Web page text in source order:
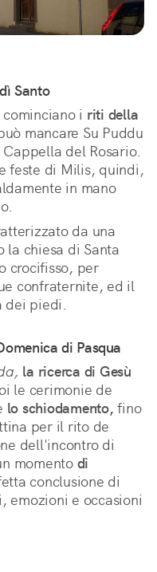
Santo
i riti della
mancare Su Puddu
del Rosario.
feste di Milis, quindi,
in mano
da una
la chiesa di Santa
crocifisso, per
confraternite, ed il
dei piedi.
di Pasqua
la ricerca di Gesù
le cerimonie de
lo schiodamento, fino
per il rito de
dell'incontro di
momento di
conclusione di
emozioni e occasioni